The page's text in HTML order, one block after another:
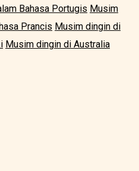
Bahasa Portugis Musim
Prancis Musim dingin di
Musim dingin di Australia